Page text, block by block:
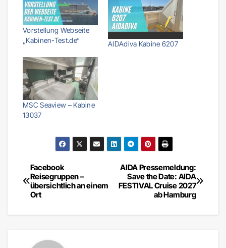
Vorstellung Webseite
„Kabinen-Test.de“
AIDAdiva Kabine 6207
MSC Seaview – Kabine
13037
Beitragsnavigation
AIDA Pressemeldung:
Save the Date: AIDA
FESTIVAL Cruise 2027
ab Hamburg
Facebook
Reisegruppen –
übersichtlich an einem
Ort